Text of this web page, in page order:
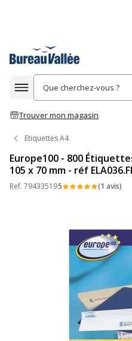
Afficher la navigation
Trouver mon magasin
Etiquettes A4
Europe100 - 800
105 x 70 mm - réf
Ref. 794335195 (1 avis)